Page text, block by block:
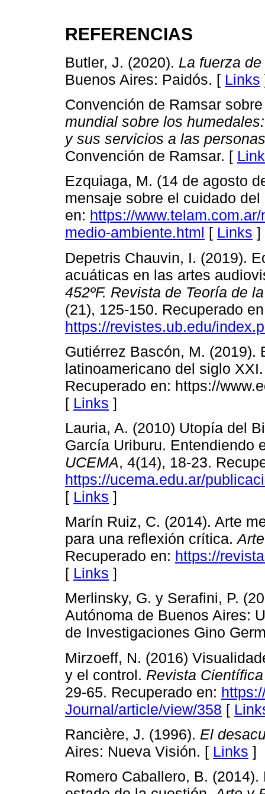
REFERENCIAS
Butler, J. (2020). La fuerza
Buenos Aires: Paidós. [ Links
Convención de Ramsar
mundial sobre los
y sus servicios a las personas
Convención de Ramsar. [
Ezquiaga, M. (14 de agosto
mensaje sobre el cuidado
en: https://
medio-ambiente.html [ Links ]
Depetris Chauvin, I. (2019).
acuáticas en las artes
452ºF. Revista de Teoría de
(21), 125-150. Recuperado
https://revistes.ub.edu/
Gutiérrez Bascón, M. (2019).
latinoamericano del siglo
Recuperado en: https://
[ Links ]
Lauria, A. (2010) Utopía del
García Uriburu. Entendiendo
UCEMA, 4(14), 18-23.
https://ucema.edu.ar/
[ Links ]
Marín Ruiz, C. (2014). Arte
para una reflexión crítica.
Recuperado en: https://
[ Links ]
Merlinsky, G. y Serafini, P.
Autónoma de Buenos Aires:
de Investigaciones Gino
Mirzoeff, N. (2016)
y el control. Revista
29-65. Recuperado en:
Journal/article/view/358 [
Rancière, J. (1996). El
Aires: Nueva Visión. [ Links ]
Romero Caballero, B.